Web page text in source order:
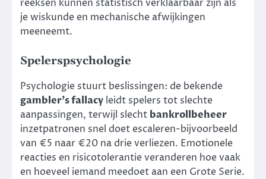
reeksen kunnen statistisch verklaarbaar zijn als
je wiskunde en mechanische afwijkingen
meeneemt.
Spelerspsychologie
Psychologie stuurt beslissingen: de bekende
gambler’s fallacy leidt spelers tot slechte
aanpassingen, terwijl slecht bankrollbeheer
inzetpatronen snel doet escaleren-bijvoorbeeld
van €5 naar €20 na drie verliezen. Emotionele
reacties en risicotolerantie veranderen hoe vaak
en hoeveel iemand meedoet aan een Grote Serie.